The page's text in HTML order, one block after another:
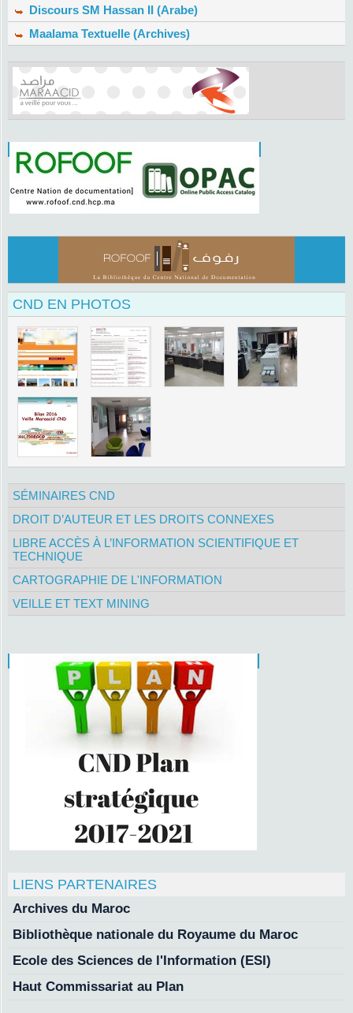
Discours SM Hassan II (Arabe)
Maalama Textuelle (Archives)
CND EN PHOTOS
SÉMINAIRES CND
DROIT D’AUTEUR ET LES DROITS CONNEXES
LIBRE ACCÈS À L’INFORMATION SCIENTIFIQUE ET
TECHNIQUE
CARTOGRAPHIE DE L'INFORMATION
VEILLE ET TEXT MINING
LIENS PARTENAIRES
Archives du Maroc
Bibliothèque nationale du Royaume du Maroc
Ecole des Sciences de l'Information (ESI)
Haut Commissariat au Plan